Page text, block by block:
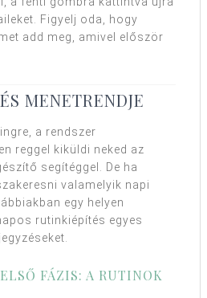
Figyelj oda, hogy
add meg, amivel először
MENETRENDJE
a rendszer
reggel kiküldi neked az
segítéggel. De ha
valamelyik napi
egy helyen
rutinkiépítés egyes
FÁZIS: A RUTINOK